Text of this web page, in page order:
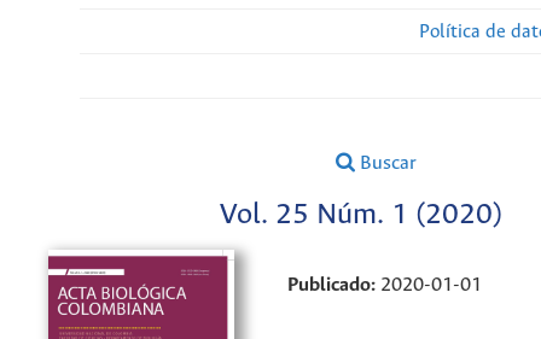
Política de
Buscar
Vol. 25 Núm. 1 (2020)
Publicado: 2020-01-01